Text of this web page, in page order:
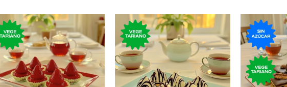
250 gramos de masitas de
frutilla con crema
pastelera.
250 gramos de pinitos de
chocolate blanco rellenos
de dulce de leche
bañados con chocolate
170
secas